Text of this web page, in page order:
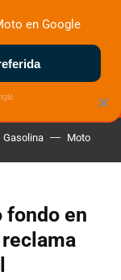
NUEVO
ELÉCTRICAS
Gasolina Moto
fondo en
×
en Google